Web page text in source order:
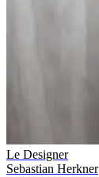
Le Designer
Sebastian Herkner